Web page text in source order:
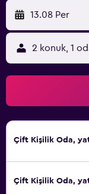
13.08 Per
2 konuk, 1
Çift ​Kişilik Oda,
Çift ​Kişilik Oda,